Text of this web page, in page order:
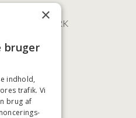
202
• DANMARK
5084
×
bruger
indhold,
trafik. Vi
brug af